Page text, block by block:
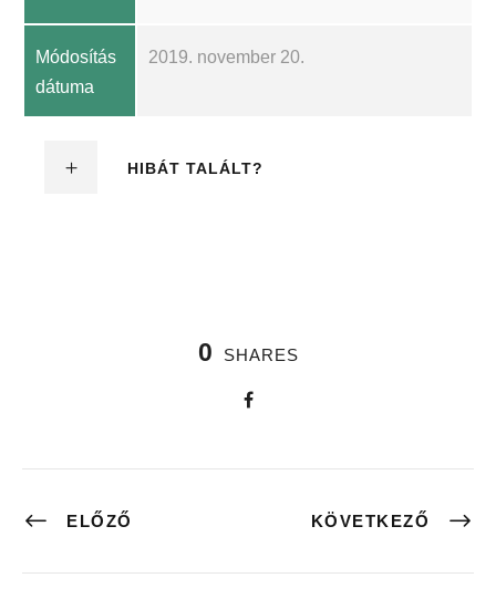
Módosítás
dátuma
2019. november 20.
HIBÁT TALÁLT?
0 SHARES
ELŐZŐ KÖVETKEZŐ